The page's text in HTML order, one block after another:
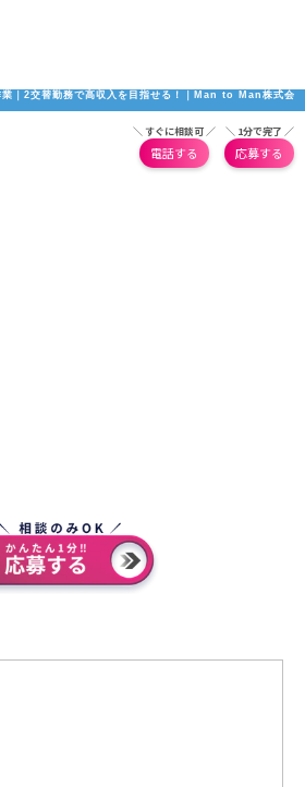
業｜2交替勤務で高収入を目指せる！｜Man to Man株式会
＼ すぐに相談可 ／
電話する
＼ 1分で完了 ／
応募する